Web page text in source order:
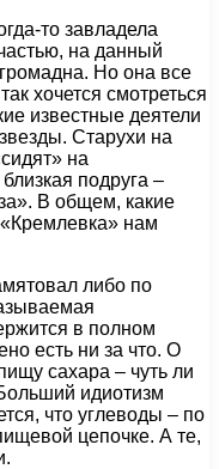
то завладела
на данный
Но она все
хочется смотреться
известные деятели
Старухи на
на
подруга –
В общем, какие
нам
либо по
в полном
есть ни за что. О
сахара – чуть ли
идиотизм
что углеводы – по
цепочке. А те,